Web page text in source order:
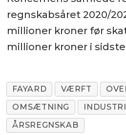
regnskabsåret 2020/
millioner kroner før
millioner kroner i
FAYARD VÆRFT
OMSÆTNING
INDUSTRI
ÅRSREGNSKAB